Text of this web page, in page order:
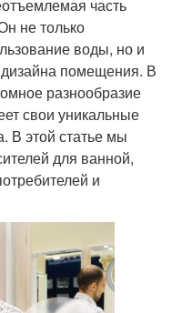
часть
не только
воды, но и
помещения. В
разнообразие
свои уникальные
В этой статье мы
для ванной,
и